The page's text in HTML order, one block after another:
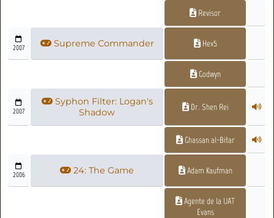
Revisor
2007 Supreme Commander Hex5
Godwyn
2007
Syphon Filter: Logan's
Shadow
Dr. Shen Rei
Ghassan al-Bitar
2006 24: The Game Adam Kaufman
Agente de la UAT
Evans